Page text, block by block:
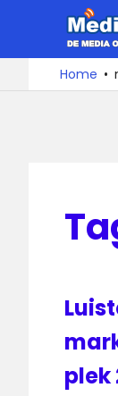
de
De
media
over
Home
plek